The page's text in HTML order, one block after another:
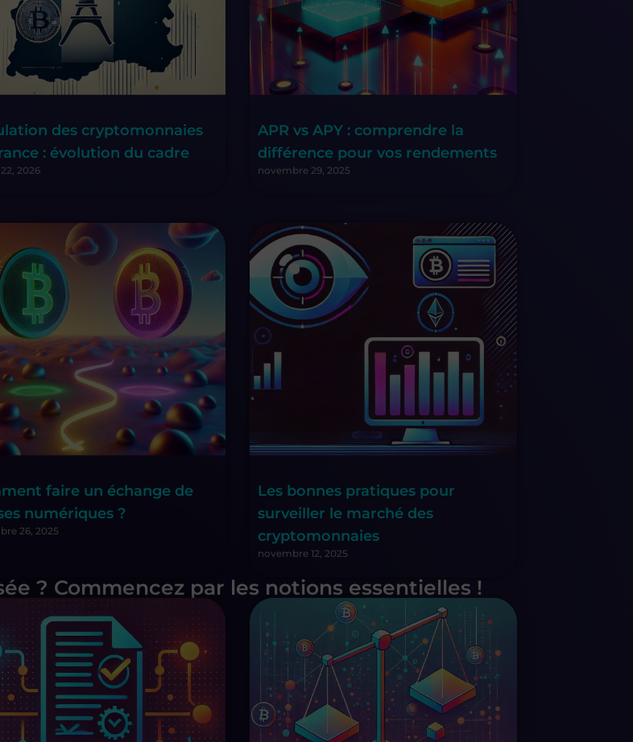
des cryptomonnaies
: évolution du cadre
2026
APR vs APY : comprendre la
différence pour vos rendements
novembre 29, 2025
faire un échange de
numériques ?
26, 2025
Les bonnes pratiques pour
surveiller le marché des
cryptomonnaies
novembre 12, 2025
? Commencez par les notions essentielles !